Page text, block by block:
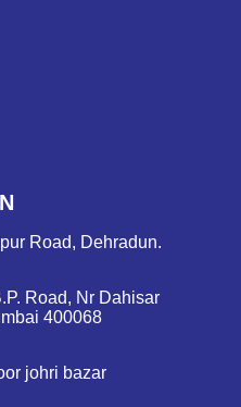
Road, Dehradun.
Road, Nr Dahisar
400068
johri bazar